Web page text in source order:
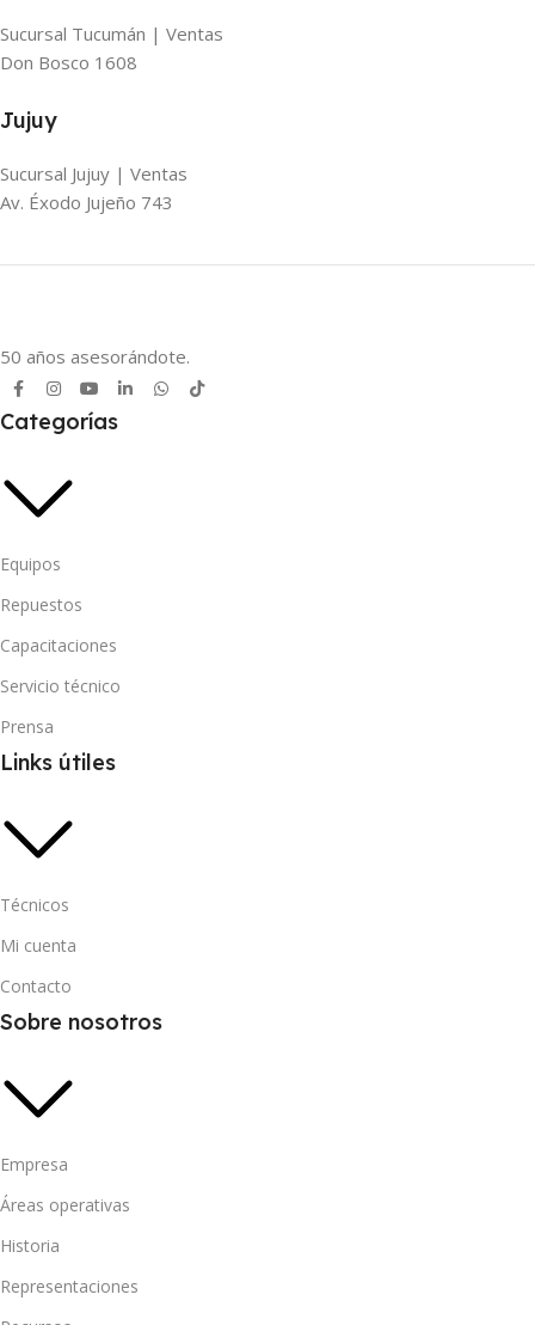
Sucursal Tucumán | Ventas
Don Bosco 1608
Jujuy
Sucursal Jujuy | Ventas
Av. Éxodo Jujeño 743
50 años asesorándote.
Categorías
Equipos
Repuestos
Capacitaciones
Servicio técnico
Prensa
Links útiles
Técnicos
Mi cuenta
Contacto
Sobre nosotros
Empresa
Áreas operativas
Historia
Representaciones